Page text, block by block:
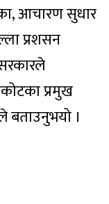
आचारण सुधार
प्रशसन
प्रमुख
बताउनुभयो ।